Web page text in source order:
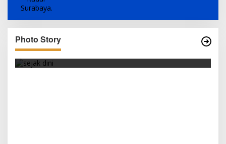
Photo Story